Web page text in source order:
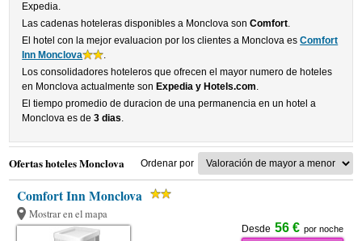
Expedia.
Las cadenas hoteleras disponibles a Monclova sonComfort.
El hotel con la mejor evaluacion por los clientes a Monclova esComfort
Inn Monclova
.
Los consolidadores hoteleros que ofrecen el mayor numero de hoteles
en Monclova actualmente son Expedia y Hotels.com.
El tiempo promedio de duracion de una permanencia en un hotel a
Monclova es de3 dias.
Ofertas hoteles Monclova Ordenar por
Comfort Inn Monclova
Mostrar en el mapa
Desde 56 € por noche